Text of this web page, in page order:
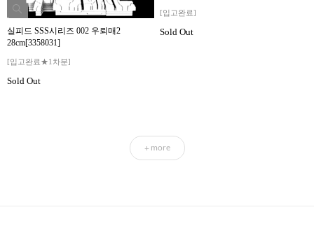
실피드 SSS시리즈 002 우뢰매2
28cm[3358031]
[입고완료★1차분]
Sold Out
[입고완료]
Sold Out
+ more